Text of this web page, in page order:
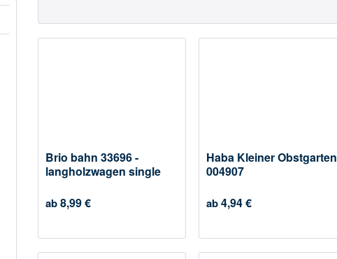
Brio bahn 33696 -
langholzwagen single
ab8,99 €
Haba Kleiner Obstgarten
004907
ab4,94 €